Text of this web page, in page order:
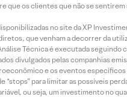
os clientes que não se
no site da XP
que venham a decorrer da
Técnica é executada
divulgados pelas companhias
e os eventos
para limitar as possíveis
ou seja, um investimento no